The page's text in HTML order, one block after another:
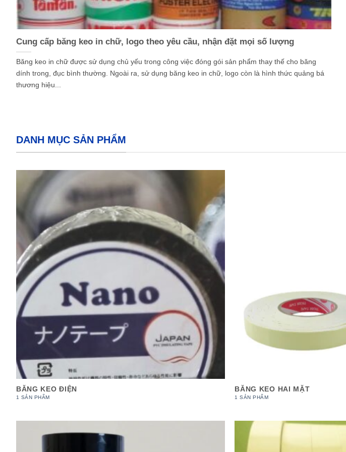
Cung cấp băng keo in chữ, logo theo yêu cầu, nhận đặt mọi số lượng
Băng keo in chữ được sử dụng chủ yếu trong công việc đóng gói sản phẩm thay thế cho băng
dính trong, đục bình thường. Ngoài ra, sử dụng băng keo in chữ, logo còn là hình thức quảng bá
thương hiệu...
DANH MỤC SẢN PHẨM
BĂNG KEO ĐIỆN
1 SẢN PHẨM
BĂNG KEO HAI MẶT
1 SẢN PHẨM